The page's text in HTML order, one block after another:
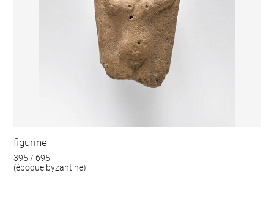
figurine
395 / 695
(époque byzantine)